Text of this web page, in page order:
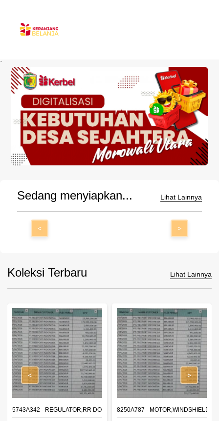
`
Sedang menyiapkan... Lihat Lainnya
< >
Koleksi Terbaru Lihat Lainnya
WINDOW,LH
5743A342 - REGULATOR,RR DOOR WINDOW,RH8250A787 - MOTOR,WINDSHIELD
< >